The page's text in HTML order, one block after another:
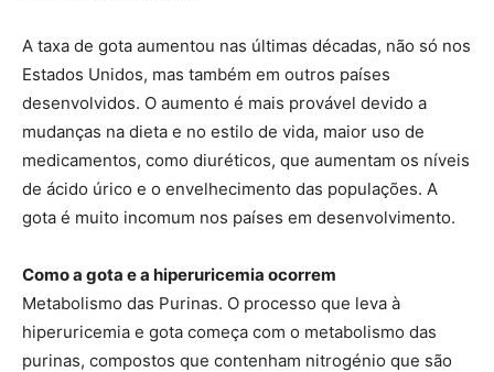
A taxa de gota aumentou nas últimas décadas, não só nos
Estados Unidos, mas também em outros países
desenvolvidos. O aumento é mais provável devido a
mudanças na dieta e no estilo de vida, maior uso de
medicamentos, como diuréticos, que aumentam os níveis
de ácido úrico e o envelhecimento das populações. A
gota é muito incomum nos países em desenvolvimento.
Como a gota e a hiperuricemia ocorrem
Metabolismo das Purinas. O processo que leva à
hiperuricemia e gota começa com o metabolismo das
purinas, compostos que contenham nitrogénio que são